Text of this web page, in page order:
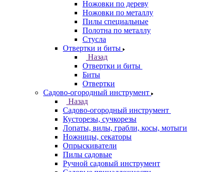
Ножовки по дереву
Ножовки по металлу
Пилы специальные
Полотна по металлу
Стусла
Отвертки и биты
Назад
Отвертки и биты
Биты
Отвертки
Садово-огородный инструмент
Назад
Садово-огородный инструмент
Кусторезы, сучкорезы
Лопаты, вилы, грабли, косы, мотыги
Ножницы, секаторы
Опрыскиватели
Пилы садовые
Ручной садовый инструмент